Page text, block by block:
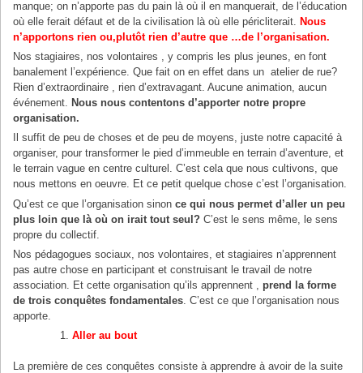
manque; on n’apporte pas du pain là où il en manquerait, de l’éducation
où elle ferait défaut et de la civilisation là où elle péricliterait. Nous
n’apportons rien ou,plutôt rien d’autre que …de l’organisation.
Nos stagiaires, nos volontaires , y compris les plus jeunes, en font
banalement l’expérience. Que fait on en effet dans un atelier de rue?
Rien d’extraordinaire , rien d’extravagant. Aucune animation, aucun
événement. Nous nous contentons d’apporter notre propre
organisation.
Il suffit de peu de choses et de peu de moyens, juste notre capacité à
organiser, pour transformer le pied d’immeuble en terrain d’aventure, et
le terrain vague en centre culturel. C’est cela que nous cultivons, que
nous mettons en oeuvre. Et ce petit quelque chose c’est l’organisation.
Qu’est ce que l’organisation sinonce qui nous permet d’aller un peu
plus loin que là où on irait tout seul? C’est le sens même, le sens
propre du collectif.
Nos pédagogues sociaux, nos volontaires, et stagiaires n’apprennent
pas autre chose en participant et construisant le travail de notre
association. Et cette organisation qu’ils apprennent , prend la forme
de trois conquêtes fondamentales . C’est ce que l’organisation nous
apporte.
Aller au bout
La première de ces conquêtes consiste à apprendre à avoir de la suite